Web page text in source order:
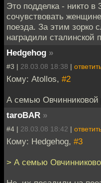
Это подделка - никто в
сочувствовать
поезда. За этим зорко
наградили сталинской
Hedgehog »
#3 | 28.03.08 18:38 |
Кому: Atollos, #2
А семью Овчинниковой
taroBAR »
#4 | 28.03.08 18:42 |
Кому: Hedgehog, #3
> А семью